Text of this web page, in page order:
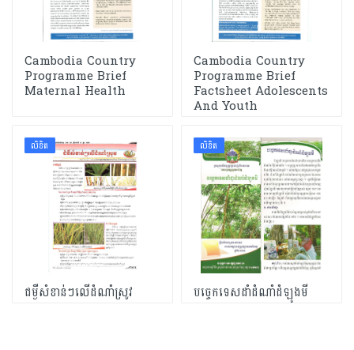
Cambodia Country
Programme Brief
Maternal Health
Cambodia Country
Programme Brief
Factsheet Adolescents
And Youth
លិខិត
ជម្ងឺសំខាន់ៗលើដំណាំស្រូវ
លិខិត
បច្ចេកទេសដាំដំណាំដំឡូងមី